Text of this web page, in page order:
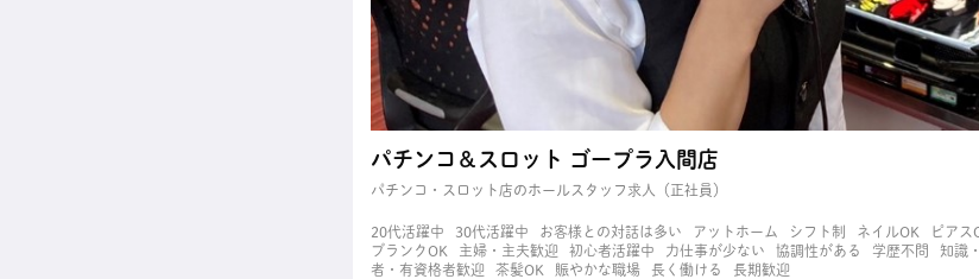
パチンコ＆スロット ゴープラ入間店
パチンコ・スロット店のホールスタッフ求人（正社員）
20代活躍中 30代活躍中 お客様との対話は多い アットホーム シフト制 ネイルOK ピアス
ブランクOK
主婦・主夫歓迎 初心者活躍中 力仕事が少ない 協調性がある 学歴不問 知識
者・有資格者歓迎
茶髪OK 賑やかな職場 長く働ける 長期歓迎